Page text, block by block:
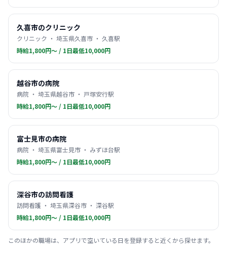
久喜市のクリニック
クリニック ・ 埼玉県久喜市 ・ 久喜駅
時給1,800円〜 / 1日最低10,000円
越谷市の病院
病院 ・ 埼玉県越谷市 ・ 戸塚安行駅
時給1,800円〜 / 1日最低10,000円
富士見市の病院
病院 ・ 埼玉県富士見市 ・ みずほ台駅
時給1,800円〜 / 1日最低10,000円
深谷市の訪問看護
訪問看護 ・ 埼玉県深谷市 ・ 深谷駅
時給1,800円〜 / 1日最低10,000円
このほかの職場は、アプリで空いている日を登録すると近くから探せます。